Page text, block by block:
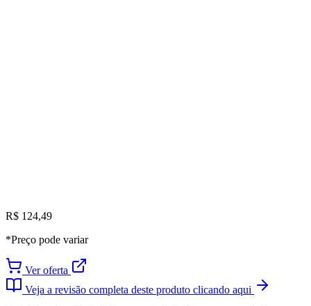
R$ 124,49
*Preço pode variar
Ver oferta
Veja a revisão completa deste produto clicando aqui